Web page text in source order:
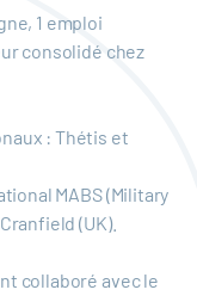
1 emploi
consolidé chez
: Thétis et
MABS (Military
(UK).
collaboré avec le